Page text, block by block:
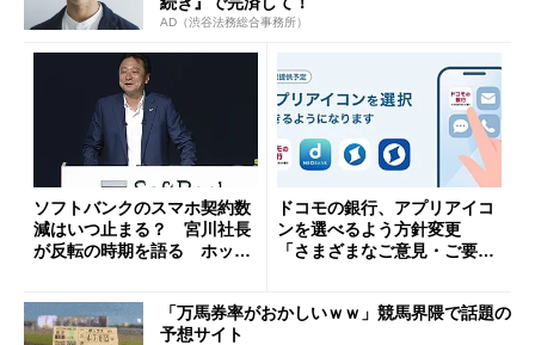
AD（渋谷法務総合事務所）
ソフトバンクのスマホ契約数
減はいつ止まる？ 宮川社長
が反転の時期を語る ホッピ
ドコモの銀行、アプリアイコ
ンを選べるよう方針変更
「さまざまなご意見・ご要望
「万馬券率がおかしいｗｗ」競馬界隈で話題の
予想サイト